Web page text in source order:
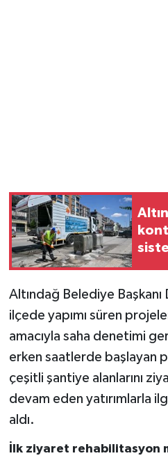
Altındağ Belediye
ilçede yapımı süren
amacıyla saha denetimi
erken saatlerde başlayan
çeşitli şantiye alanlarını
devam eden yatırımlarla
aldı.
İlk ziyaret rehabilitasyon
Siyaset
Sokak Hayvanlarını
Sonsöz Özel
Vasıta
Yaşam